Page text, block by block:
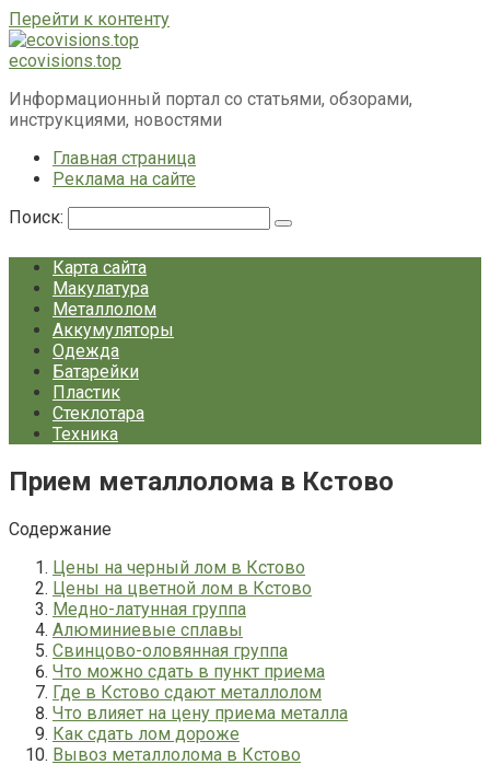
Перейти к контенту
ecovisions.top
Информационный портал со статьями, обзорами,
инструкциями, новостями
Главная страница
Реклама на сайте
Поиск:
Карта сайта
Макулатура
Металлолом
Аккумуляторы
Одежда
Батарейки
Пластик
Стеклотара
Техника
Прием металлолома в Кстово
Содержание
Цены на черный лом в Кстово
Цены на цветной лом в Кстово
Медно-латунная группа
Алюминиевые сплавы
Свинцово-оловянная группа
Что можно сдать в пункт приема
Где в Кстово сдают металлолом
Что влияет на цену приема металла
Как сдать лом дороже
Вывоз металлолома в Кстово